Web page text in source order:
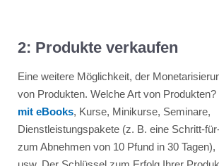
2: Produkte verkaufen
Eine weitere Möglichkeit, der
von Produkten. Welche Art von Produkten?
mit eBooks, Kurse, Minikurse, Seminare,
Dienstleistungspakete (z. B. eine Schritt-
zum Abnehmen von 10 Pfund in 30 Tagen),